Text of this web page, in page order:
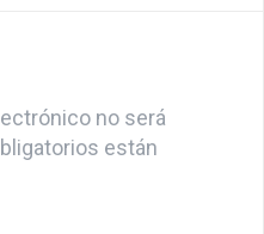
no será
están